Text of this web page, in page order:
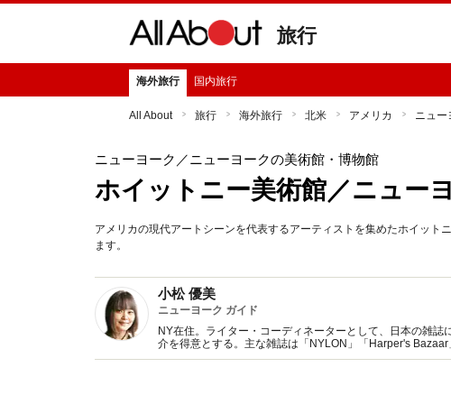
旅行
海外旅行 国内旅行
All About 旅行 海外旅行 北米 アメリカ ニュー
ニューヨーク ／ニューヨークの美術館・博物館
ホイットニー美術館／ニュー
アメリカの現代アートシーンを代表するアーティストを集めたホイッ
ます。
小松 優美
ニューヨーク ガイド
NY在住。ライター・コーディネーターとして、日本の雑
介を得意とする。主な雑誌は「NYLON」「Harper's